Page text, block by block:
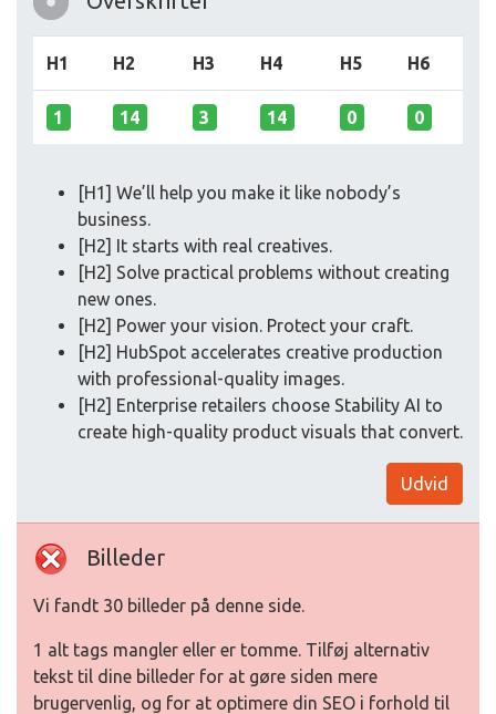
H1 H2 H3 H4 H5 H6
1 14 3 14 0 0
[H1] We’ll help you make it like nobody’s
business.
[H2] It starts with real creatives.
[H2] Solve practical problems without creating
new ones.
[H2] Power your vision. Protect your craft.
[H2] HubSpot accelerates creative production
with professional-quality images.
[H2] Enterprise retailers choose Stability AI to
create high-quality product visuals that convert.
Udvid
Billeder
Vi fandt 30 billeder på denne side.
1 alt tags mangler eller er tomme. Tilføj alternativ
tekst til dine billeder for at gøre siden mere
brugervenlig, og for at optimere din SEO i forhold til